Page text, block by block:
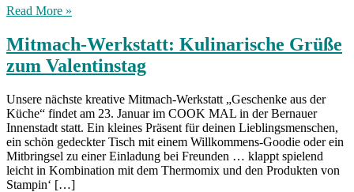
Read More »
Mitmach-Werkstatt: Kulinarische Grüße
zum Valentinstag
Unsere nächste kreative Mitmach-Werkstatt „Geschenke aus der
Küche“ findet am 23. Januar im COOK MAL in der Bernauer
Innenstadt statt. Ein kleines Präsent für deinen Lieblingsmenschen,
ein schön gedeckter Tisch mit einem Willkommens-Goodie oder ein
Mitbringsel zu einer Einladung bei Freunden … klappt spielend
leicht in Kombination mit dem Thermomix und den Produkten von
Stampin‘ […]